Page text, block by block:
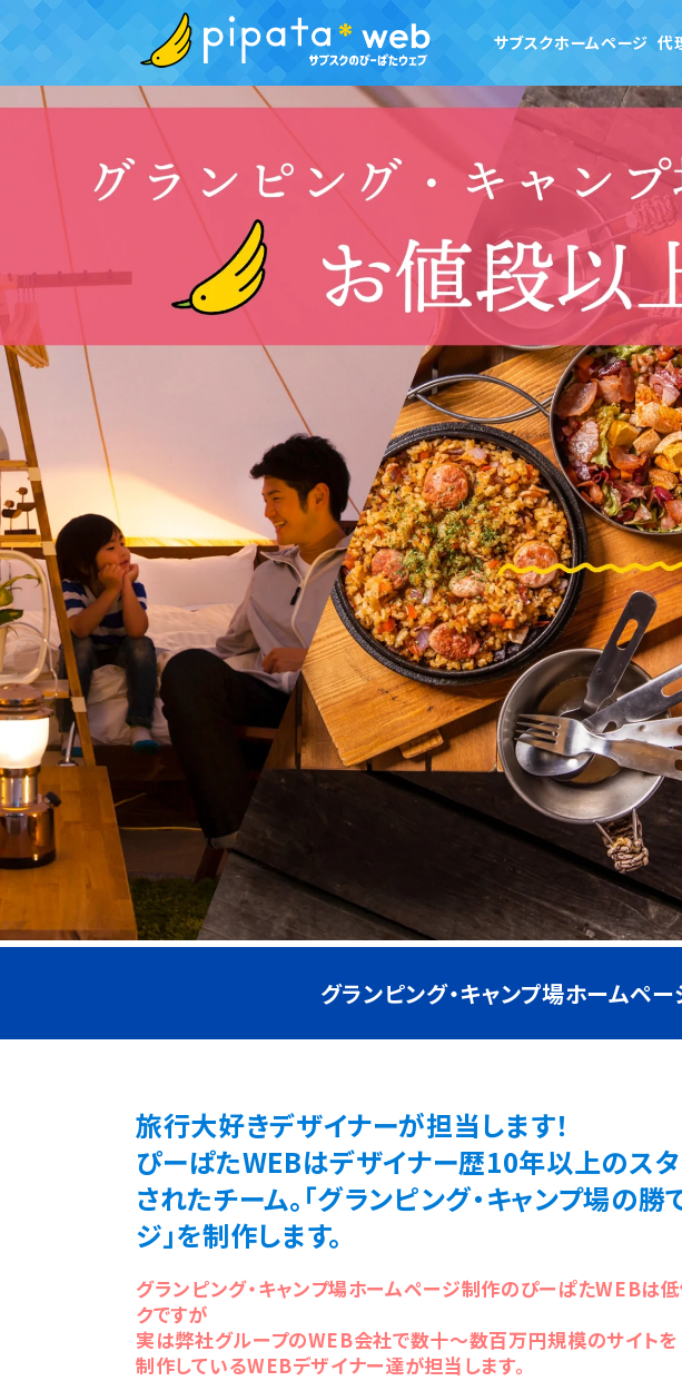
サブスクホームページ 代
グランピング・キャンプ場ホームペ
旅行大好きデザイナーが担当します！
ぴーぱたWEBはデザイナー歴10年以上のス
されたチーム。「グランピング・キャンプ場の
ジ」を制作します。
グランピング・キャンプ場ホームページ制作のぴーぱたWEBは
クですが
実は弊社グループのWEB会社で数十～数百万円規模のサイトを
制作しているWEBデザイナー達が担当します。